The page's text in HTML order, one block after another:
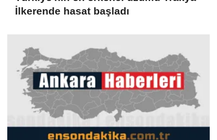
İlkerende hasat başladı